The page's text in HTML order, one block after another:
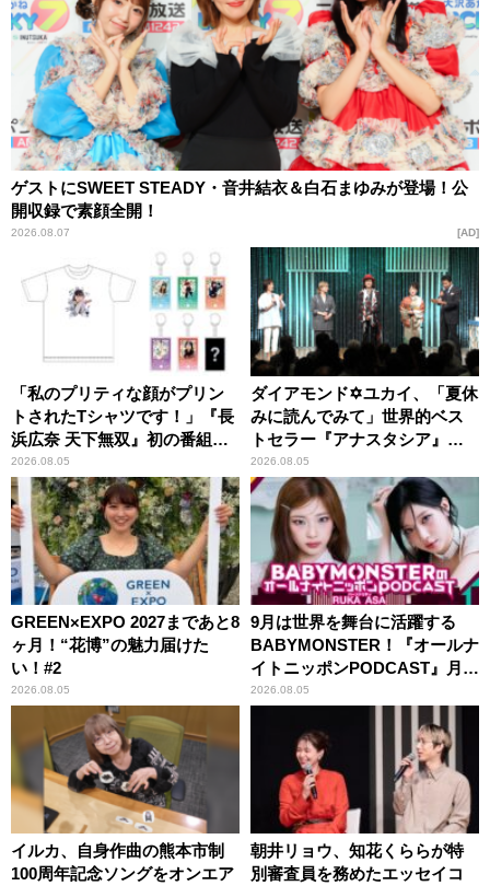
ゲストにSWEET STEADY・音井結衣＆白石まゆみが登場！公
開収録で素顔全開！
2026.08.07 AD
「私のプリティな顔がプリン
トされたTシャツです！」『長
浜広奈 天下無双』初の番組グ
ッズ発売
2026.08.05
ダイアモンド✡ユカイ、「夏休
みに読んでみて」世界的ベス
トセラー『アナスタシア』を
紹介
2026.08.05
GREEN×EXPO 2027まであと8
ヶ月！“花博”の魅力届けた
い！#2
2026.08.05
9月は世界を舞台に活躍する
BABYMONSTER！『オールナ
イトニッポンPODCAST』月替
わりパーソナリティ
2026.08.05
イルカ、自身作曲の熊本市制
100周年記念ソングをオンエア
朝井リョウ、知花くららが特
別審査員を務めたエッセイコ